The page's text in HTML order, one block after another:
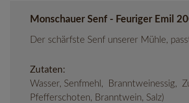
Monschauer Senf - Feuriger Emil
Der schärfste Senf unserer Mühle,
Zutaten:
Wasser, Senfmehl, Branntweinessig,
Pfefferschoten, Branntwein, Salz)